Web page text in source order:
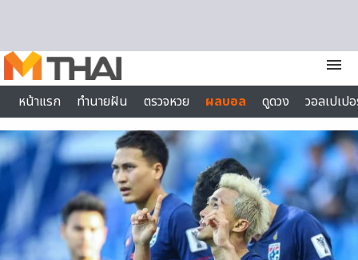
menu
หน้าแรก
ทำนายฝัน ตรวจหวย ผลบอล ดูดวง
วอลเปเป
ไลฟ์สไตล์